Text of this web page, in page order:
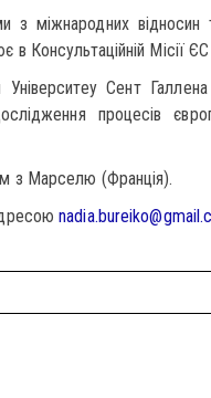
з міжнародних відносин
Місії ЄС
Сент
процесів
з Марселю (Франція).